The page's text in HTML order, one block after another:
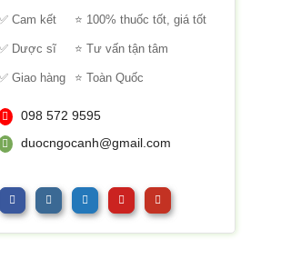
Cam kết ⭐ 100% thuốc tốt, giá tốt
Dược sĩ ⭐ Tư vấn tận tâm
Giao hàng ⭐ Toàn Quốc
098 572 9595
duocngocanh@gmail.com